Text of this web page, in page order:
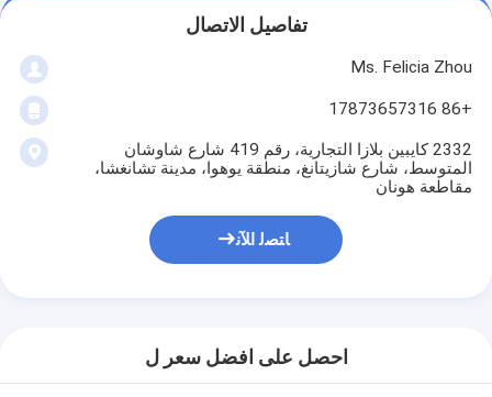
تفاصيل الاتصال
Ms. Felicia Zhou
+86 17873657316
2332 كايبين بلازا التجارية، رقم 419 شارع شاوشان
المتوسط، شارع شازيتانغ، منطقة يوهوا، مدينة تشانغشا،
مقاطعة هونان
ﺎﺘﺼﻟ ﺍﻶﻧ
احصل على افضل سعر ل